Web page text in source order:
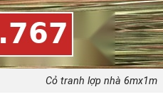
Cỏ tranh lợp nhà 6mx1m